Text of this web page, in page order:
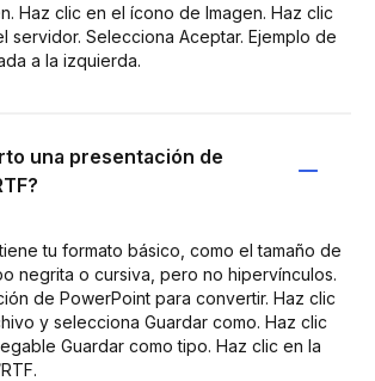
Haz clic en el ícono de Imagen. Haz clic
servidor. Selecciona Aceptar. Ejemplo de
a la izquierda.
una presentación de
tu formato básico, como el tamaño de
negrita o cursiva, pero no hipervínculos.
de PowerPoint para convertir. Haz clic
y selecciona Guardar como. Haz clic
Guardar como tipo. Haz clic en la